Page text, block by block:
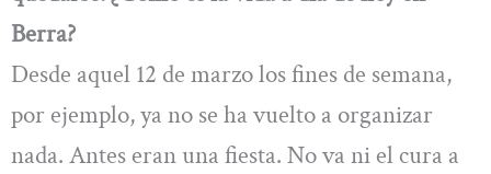
Berra?
Desde aquel 12 de marzo los fines de semana,
por ejemplo, ya no se ha vuelto a organizar
nada. Antes eran una fiesta. No va ni el cura a